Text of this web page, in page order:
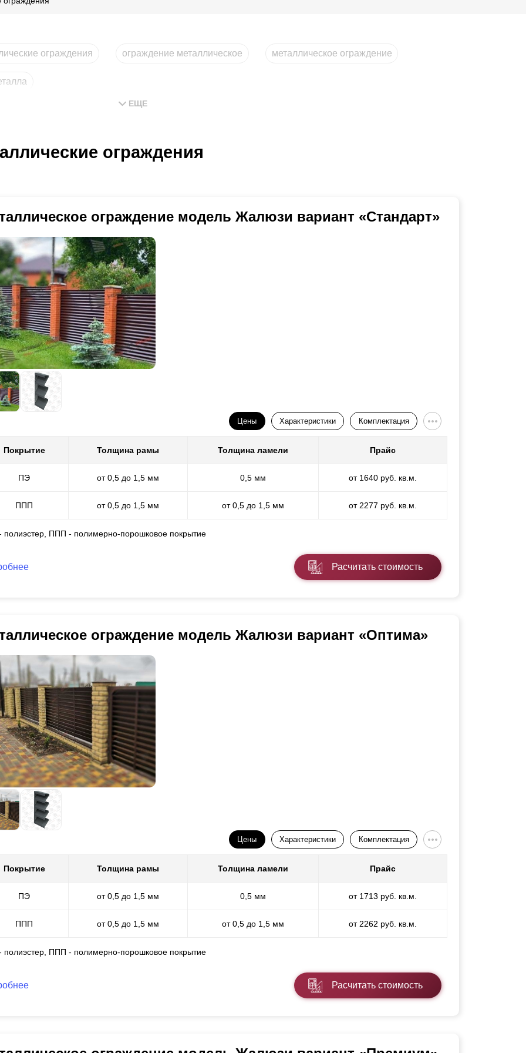
ограждения ограждение металлическое металлическое ограждение
ЕЩЕ
ограждения
ограждение модель Жалюзи вариант «Стандарт»
Цены Характеристики Комплектация
Покрытие Толщина рамы Толщина ламели Прайс
ПЭ от 0,5 до 1,5 мм 0,5 мм от 1640 руб. кв.м.
ППП от 0,5 до 1,5 мм от 0,5 до 1,5 мм от 2277 руб. кв.м.
полиэстер, ППП - полимерно-порошковое покрытие
Расчитать стоимость
ограждение модель Жалюзи вариант «Оптима»
Цены Характеристики Комплектация
Покрытие Толщина рамы Толщина ламели Прайс
ПЭ от 0,5 до 1,5 мм 0,5 мм от 1713 руб. кв.м.
ППП от 0,5 до 1,5 мм от 0,5 до 1,5 мм от 2262 руб. кв.м.
полиэстер, ППП - полимерно-порошковое покрытие
Расчитать стоимость